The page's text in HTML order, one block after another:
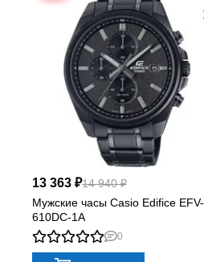
13 363 ₽14 940 ₽
Мужские часы Casio Edifice EFV-
610DC-1A
0